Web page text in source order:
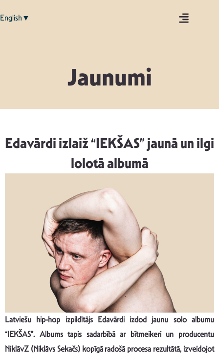
English▼
Jaunumi
Edavārdi izlaiž “IEKŠAS” jaunā un ilgi
lolotā albumā
Latviešu hip-hop izpildītājs Edavārdi izdod jaunu solo albumu
“IEKŠAS”. Albums tapis sadarbībā ar bītmeikeri un producentu
NiklāvZ (Niklāvs Sekačs) kopīgā radošā procesa rezultātā, izveidojot